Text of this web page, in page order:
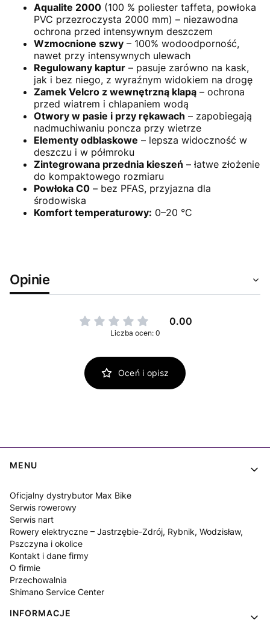
Aqualite 2000 (100 % poliester taffeta, powłoka
PVC przezroczysta 2000 mm) – niezawodna
ochrona przed intensywnym deszczem
Wzmocnione szwy – 100% wodoodporność,
nawet przy intensywnych ulewach
Regulowany kaptur – pasuje zarówno na kask,
jak i bez niego, z wyraźnym widokiem na drogę
Zamek Velcro z wewnętrzną klapą – ochrona
przed wiatrem i chlapaniem wodą
Otwory w pasie i przy rękawach – zapobiegają
nadmuchiwaniu poncza przy wietrze
Elementy odblaskowe – lepsza widoczność w
deszczu i w półmroku
Zintegrowana przednia kieszeń – łatwe złożenie
do kompaktowego rozmiaru
Powłoka C0 – bez PFAS, przyjazna dla
środowiska
Komfort temperaturowy: 0–20 °C
Opinie
0.00
Liczba ocen: 0
Oceń i opisz
Linki w stopce
MENU
Oficjalny dystrybutor Max Bike
Serwis rowerowy
Serwis nart
Rowery elektryczne – Jastrzębie-Zdrój, Rybnik, Wodzisław,
Pszczyna i okolice
Kontakt i dane firmy
O firmie
Przechowalnia
Shimano Service Center
INFORMACJE